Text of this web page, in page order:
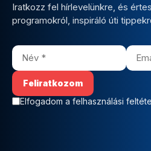
Iratkozz fel hírlevelünkre, és
programokról, inspiráló úti
Elfogadom a felhasználási